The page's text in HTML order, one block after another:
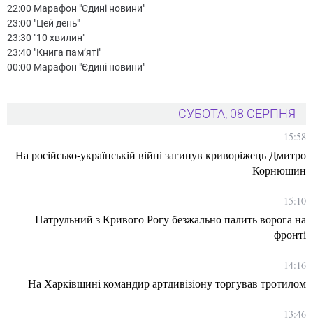
22:00 Марафон "Єдині новини"
23:00 "Цей день"
23:30 "10 хвилин"
23:40 "Книга пам’яті"
00:00 Марафон "Єдині новини"
СУБОТА, 08 СЕРПНЯ
15:58
На російсько-українській війні загинув криворіжець Дмитро
Корнюшин
15:10
Патрульний з Кривого Рогу безжально палить ворога на
фронті
14:16
На Харківщині командир артдивізіону торгував тротилом
13:46